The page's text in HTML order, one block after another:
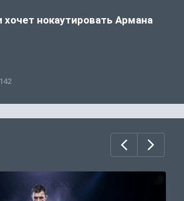
нокаутировать Армана
142